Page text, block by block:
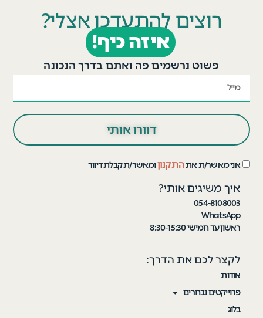
לקצר לכם את הדרך:
אודות
פרוייקטים נבחרים
בלוג
איך משיגים אותי?
054-8108003
WhatsApp
ראשון עד חמישי 8:30-15:30
רוצים להתעדכן אצלי?
איזה כיף!
פשוט נרשמים פה ואתם בדרך הנכונה
אני מאשר/ת אתהתקנוןומאשר/ת קבלת דיוור
דוורו אותי